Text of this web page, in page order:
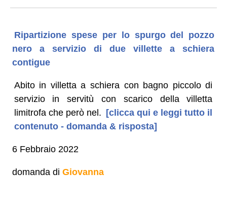
Ripartizione spese per lo spurgo del pozzo
nero a servizio di due villette a schiera
contigue
Abito in villetta a schiera con bagno piccolo di
servizio in servitù con scarico della villetta
limitrofa che però nel. [clicca qui e leggi tutto il
contenuto - domanda & risposta]
6 Febbraio 2022
domanda di Giovanna